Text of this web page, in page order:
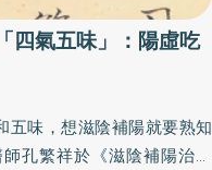
四氣五味」：陽虛吃
五味，想滋陰補陽就要熟知
孔繁祥於《滋陰補陽治未